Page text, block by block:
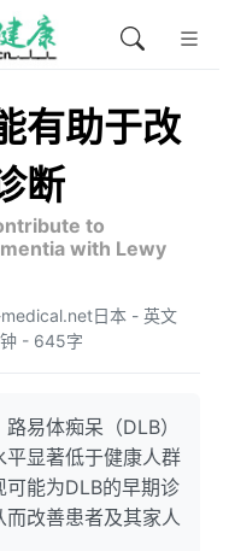
有助于改
断
to
with Lewy
日本 - 英文
- 645字
易体痴呆（DLB）
显著低于健康人群
能为DLB的早期诊
改善患者及其家人